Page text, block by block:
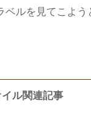
ベルを見てこよう
ル関連記事